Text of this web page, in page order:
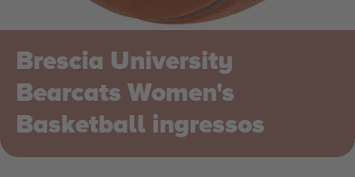
Brescia University
Bearcats Women's
Basketball ingressos